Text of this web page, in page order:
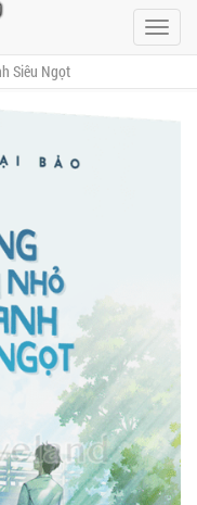
Hiện
menu
Siêu Ngọt